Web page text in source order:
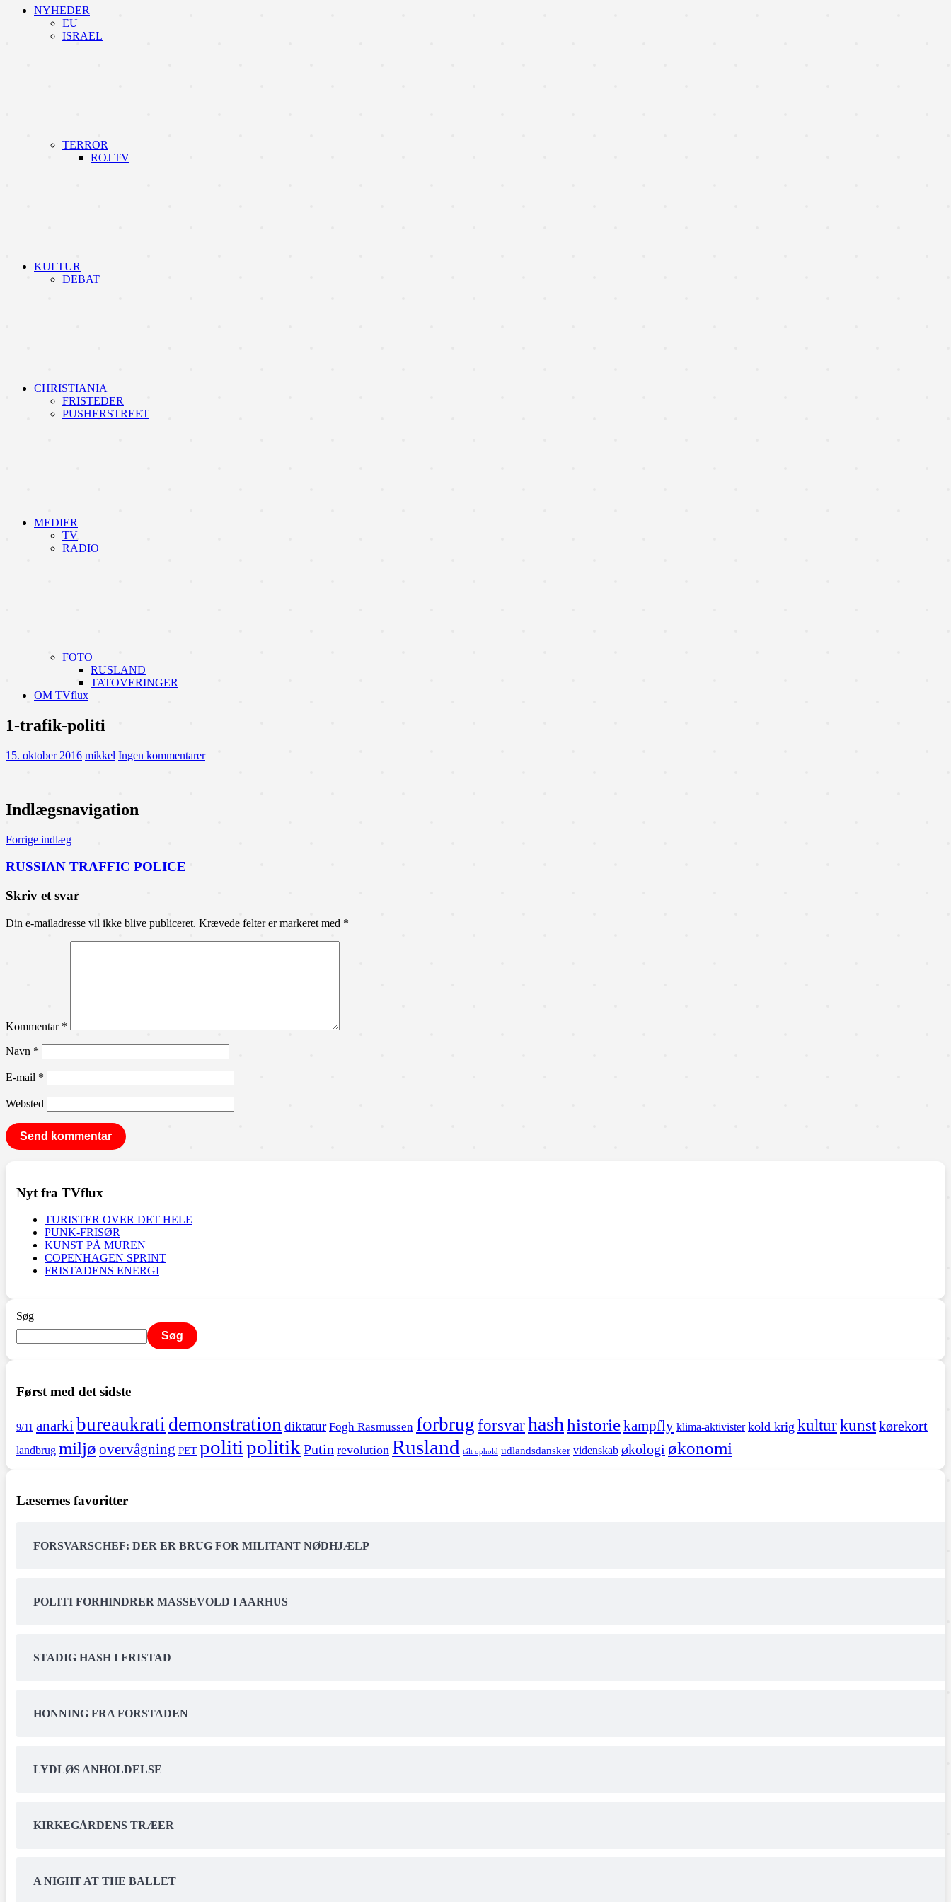
NYHEDER
EU
ISRAEL
TERROR
ROJ TV
KULTUR
DEBAT
CHRISTIANIA
FRISTEDER
PUSHERSTREET
MEDIER
TV
RADIO
FOTO
RUSLAND
TATOVERINGER
OM TVflux
1-trafik-politi
15. oktober 2016 mikkel Ingen kommentarer
Indlægsnavigation
Forrige indlæg
RUSSIAN TRAFFIC POLICE
Skriv et svar
Din e-mailadresse vil ikke blive publiceret. Krævede felter er markeret med *
Kommentar *
Navn *
E-mail *
Websted
Nyt fra TVflux
TURISTER OVER DET HELE
PUNK-FRISØR
KUNST PÅ MUREN
COPENHAGEN SPRINT
FRISTADENS ENERGI
Søg
Søg
Først med det sidste
9/11 anarki bureaukrati demonstration diktatur Fogh Rasmussen forbrugforsvarhash historiekampfly klima-aktivister kold krig kulturkunstkørekort
landbrug miljø overvågning PET politipolitik Putin revolution Rusland tålt ophold udlandsdansker videnskab økologi økonomi
Læsernes favoritter
FORSVARSCHEF: DER ER BRUG FOR MILITANT NØDHJÆLP
POLITI FORHINDRER MASSEVOLD I AARHUS
STADIG HASH I FRISTAD
HONNING FRA FORSTADEN
LYDLØS ANHOLDELSE
KIRKEGÅRDENS TRÆER
A NIGHT AT THE BALLET